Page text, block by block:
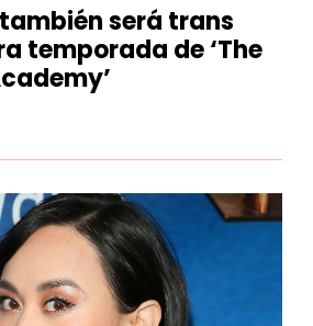
será trans
temporada de ‘The